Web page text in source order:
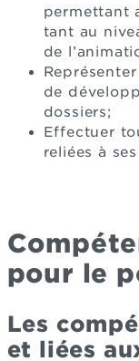
permettant
tant au
de
de
dossiers;
Effectuer
reliées à
pour le
Les
et liées